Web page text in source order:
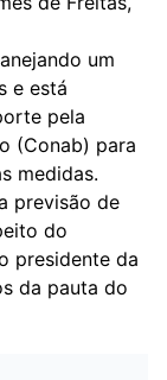
um
e está
pela
(Conab) para
medidas.
previsão de
do
presidente da
da pauta do